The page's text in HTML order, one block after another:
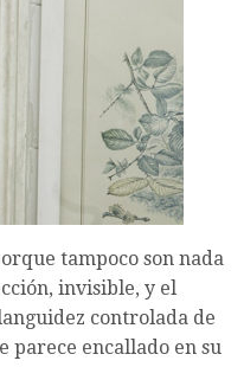
tampoco son nada
invisible, y el
controlada de
parece encallado en su